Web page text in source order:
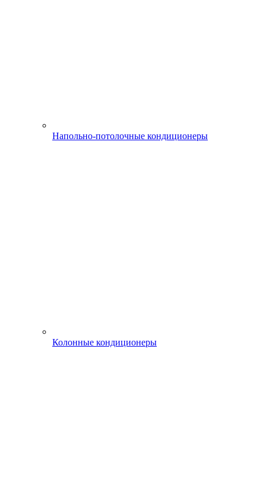
Напольно-потолочные кондиционеры
Колонные кондиционеры